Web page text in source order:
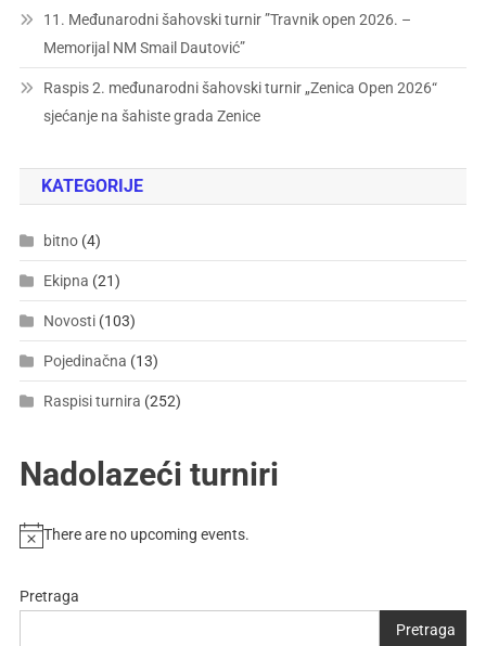
11. Međunarodni šahovski turnir ”Travnik open 2026. –
Memorijal NM Smail Dautović”
Raspis 2. međunarodni šahovski turnir „Zenica Open 2026“
sjećanje na šahiste grada Zenice
KATEGORIJE
bitno(4)
Ekipna (21)
Novosti(103)
Pojedinačna (13)
Raspisi turnira (252)
Nadolazeći turniri
There are no upcoming events.
Pretraga
Pretraga